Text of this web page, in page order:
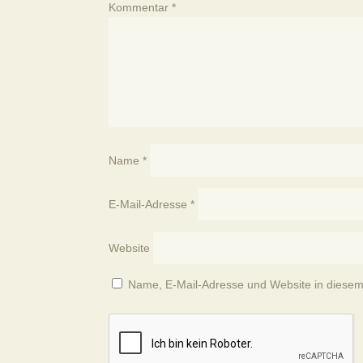
Kommentar*
Name*
E-Mail-Adresse*
Website
Name, E-Mail-Adresse und Website in